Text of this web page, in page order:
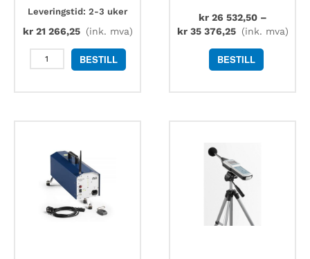
Leveringstid: 2-3 uker
kr21 266,25 (ink. mva)
Delta
Ohm
BESTILL
kr26 532,50–
kr35 376,25 (ink. mva)
BESTILL